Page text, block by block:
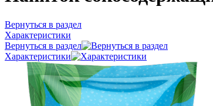
Вернуться в раздел
Характеристики
Вернуться в раздел
Характеристики